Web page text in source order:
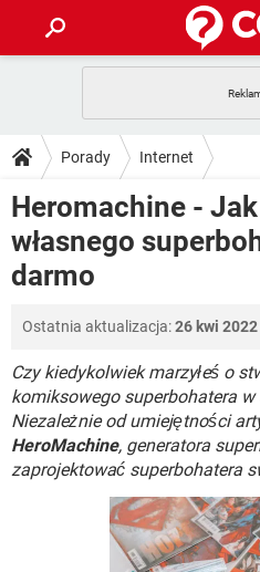
GRY
SPOTIFY
INSTAGRAM
WINDOWS 10
PORADY
PlayStation
GRY
WINDOWS 10
DO POBRANIA
ANDROID
GRY
WINDOWS 10
FORUM
GRY
SPOTIFY
INSTAGRAM
WINDOWS 10
GRY
SPOTIFY
INSTAGRAM
Porady Internet
Heromachine -
własnego
darmo
Ostatnia aktualizacja:26 kwi
Czy kiedykolwiek marzyłeś o
komiksowego superbohatera
Niezależnie od umiejętności
HeroMachine, generatora
zaprojektować superbohatera